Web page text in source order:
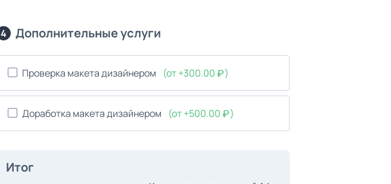
4 Дополнительные услуги
Проверка макета дизайнером (от +300.00 )
Доработка макета дизайнером (от +500.00 )
Итог